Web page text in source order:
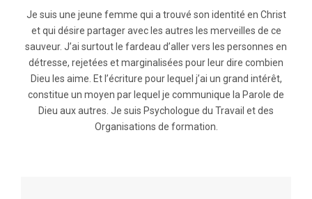
Je suis une jeune femme qui a trouvé son identité en Christ
et qui désire partager avec les autres les merveilles de ce
sauveur. J’ai surtout le fardeau d’aller vers les personnes en
détresse, rejetées et marginalisées pour leur dire combien
Dieu les aime. Et l’écriture pour lequel j’ai un grand intérêt,
constitue un moyen par lequel je communique la Parole de
Dieu aux autres. Je suis Psychologue du Travail et des
Organisations de formation.